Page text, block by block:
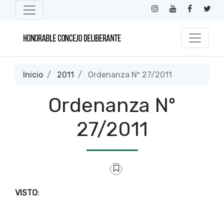
Inicio 2011 Ordenanza Nº 27/2011
Ordenanza Nº
27/2011
VISTO: